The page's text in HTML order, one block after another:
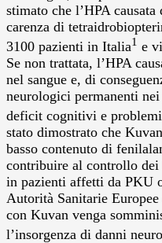
stimato che l’HPA
carenza di
3100 pazienti in Italia1 e
Se non trattata, l’HPA
nel sangue e, di
neurologici permanenti
deficit cognitivi e
stato dimostrato che
basso contenuto di
contribuire al controllo
in pazienti affetti da PKU
Autorità Sanitarie
con Kuvan venga
l’insorgenza di danni